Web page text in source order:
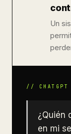
Un
¿Quién
en mi